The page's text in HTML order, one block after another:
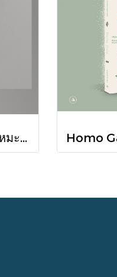
ลักษณ์อาลัย / อุทิศ เหมะมูล / สำนักพิมพ์จุติ